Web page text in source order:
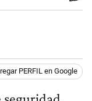
PERFIL en Google